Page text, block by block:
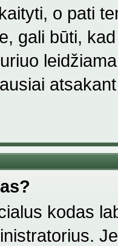
o pati
gali būti,
kodas